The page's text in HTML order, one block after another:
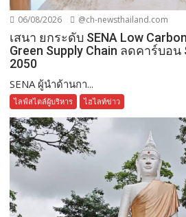
06/08/2026 @ch-newsthailand.com
เสนา ยกระดับ SENA Low
Green Supply Chain ลดคาร์บอน
2050
SENA ผู้นำด้านกา...
ไลฟ์สไตล์ผู้บริหาร ไฮไลท์ข่าว